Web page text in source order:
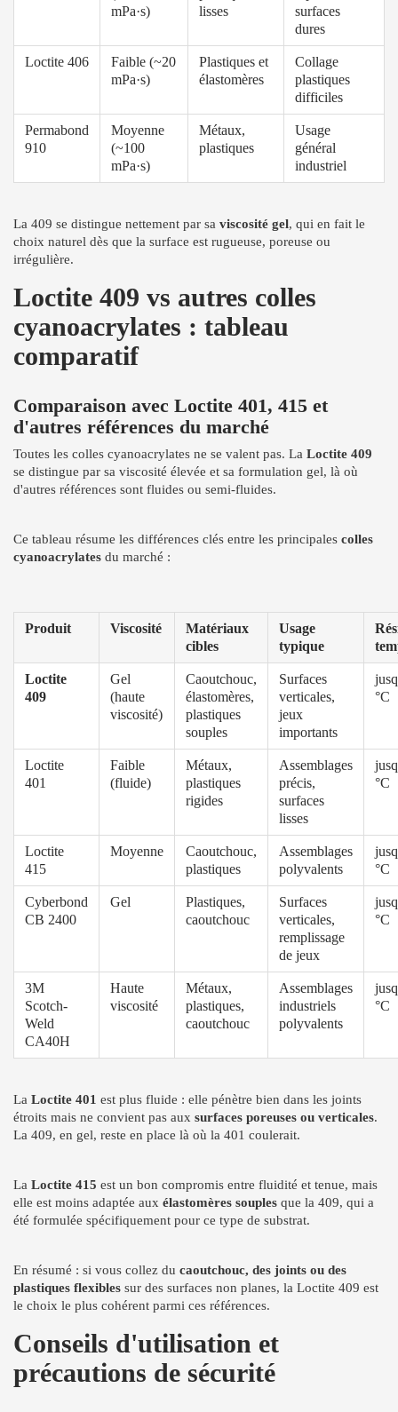
mPa·s)
lisses
surfaces
dures
Loctite 406
Faible (~20
mPa·s)
Plastiques et
élastomères
Collage
plastiques
difficiles
Permabond
910
Moyenne
(~100
mPa·s)
Métaux,
plastiques
Usage
général
industriel
La 409 se distingue nettement par sa viscosité gel, qui en fait le
choix naturel dès que la surface est rugueuse, poreuse ou
irrégulière.
Loctite 409 vs autres colles
cyanoacrylates : tableau
comparatif
Comparaison avec Loctite 401, 415 et
d'autres références du marché
Toutes les colles cyanoacrylates ne se valent pas. La Loctite 409
se distingue par sa viscosité élevée et sa formulation gel, là où
d'autres références sont fluides ou semi-fluides.
Ce tableau résume les différences clés entre les principales colles
cyanoacrylates du marché :
Produit Viscosité
Matériaux
cibles
Usage
typique
Loctite
409
Gel
(haute
viscosité)
Caoutchouc,
élastomères,
plastiques
souples
Surfaces
verticales,
jeux
importants
°C
Loctite
401
Faible
(fluide)
Métaux,
plastiques
rigides
Assemblages
précis,
surfaces
lisses
°C
Loctite
415
Moyenne
Caoutchouc,
plastiques
Assemblages
polyvalents
°C
Cyberbond
CB 2400
Gel
Plastiques,
caoutchouc
Surfaces
verticales,
remplissage
de jeux
°C
3M
Scotch-
Weld
CA40H
Haute
viscosité
Métaux,
plastiques,
caoutchouc
Assemblages
industriels
polyvalents
°C
La Loctite 401 est plus fluide : elle pénètre bien dans les joints
étroits mais ne convient pas aux surfaces poreuses ou verticales.
La 409, en gel, reste en place là où la 401 coulerait.
La Loctite 415 est un bon compromis entre fluidité et tenue, mais
elle est moins adaptée aux élastomères souples que la 409, qui a
été formulée spécifiquement pour ce type de substrat.
En résumé : si vous collez du caoutchouc, des joints ou des
plastiques flexibles sur des surfaces non planes, la Loctite 409 est
le choix le plus cohérent parmi ces références.
Conseils d'utilisation et
précautions de sécurité